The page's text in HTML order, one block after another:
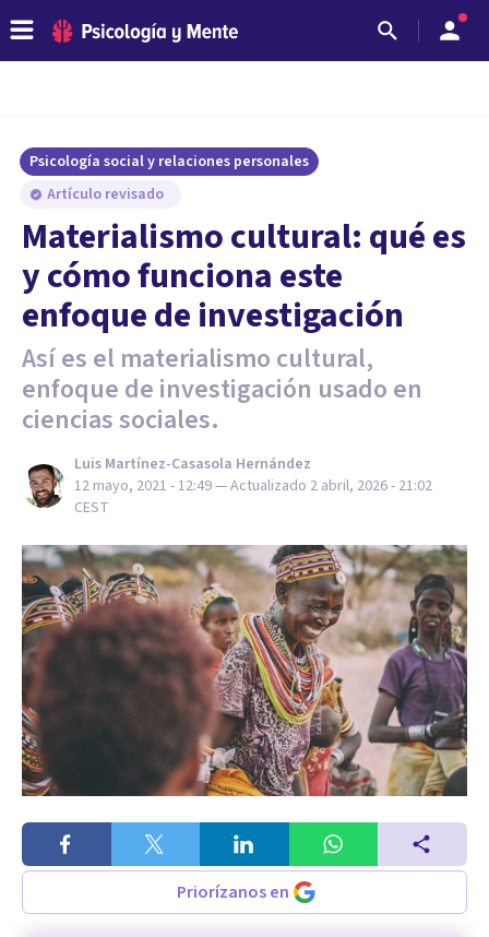
Psicología social y relaciones personales
Artículo revisado
Materialismo cultural: qué es
y cómo funciona este
enfoque de investigación
Así es el materialismo cultural,
enfoque de investigación usado en
ciencias sociales.
Luis Martínez-Casasola Hernández
12 mayo, 2021 - 12:49— Actualizado 2 abril, 2026 - 21:02
CEST
Priorízanos en